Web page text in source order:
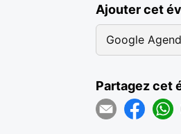
Ajouter cet
Google
Partagez cet